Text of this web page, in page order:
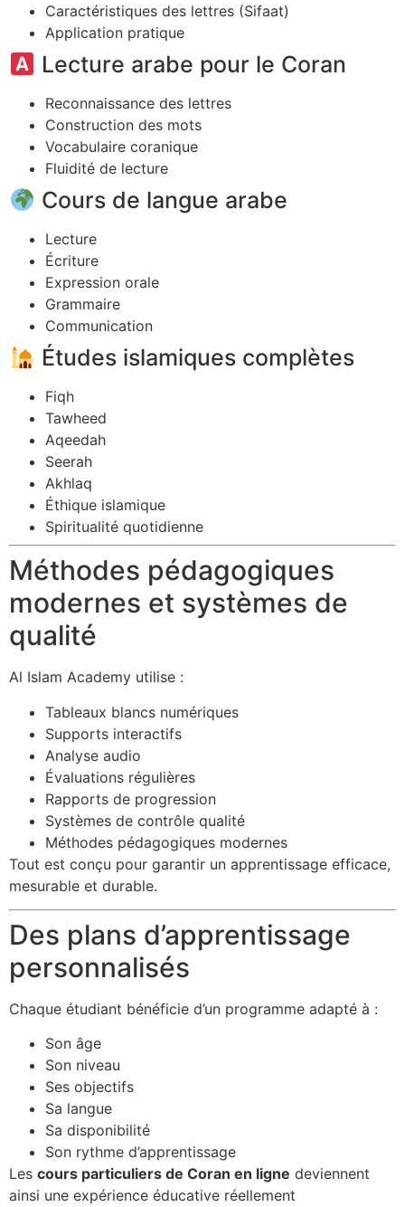
Caractéristiques des lettres (Sifaat)
Application pratique
Lecture arabe pour le Coran
Reconnaissance des lettres
Construction des mots
Vocabulaire coranique
Fluidité de lecture
Cours de langue arabe
Lecture
Écriture
Expression orale
Grammaire
Communication
Études islamiques complètes
Fiqh
Tawheed
Aqeedah
Seerah
Akhlaq
Éthique islamique
Spiritualité quotidienne
Méthodes pédagogiques
modernes et systèmes de
qualité
Al Islam Academy utilise :
Tableaux blancs numériques
Supports interactifs
Analyse audio
Évaluations régulières
Rapports de progression
Systèmes de contrôle qualité
Méthodes pédagogiques modernes
Tout est conçu pour garantir un apprentissage efficace,
mesurable et durable.
Des plans d’apprentissage
personnalisés
Chaque étudiant bénéficie d’un programme adapté à :
Son âge
Son niveau
Ses objectifs
Sa langue
Sa disponibilité
Son rythme d’apprentissage
Les cours particuliers de Coran en ligne deviennent
ainsi une expérience éducative réellement